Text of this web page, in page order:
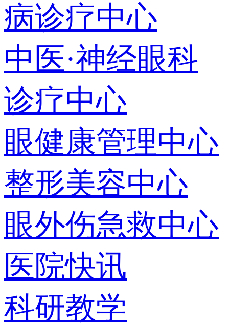
病诊疗中心
中医·神经眼科
诊疗中心
眼健康管理中心
整形美容中心
眼外伤急救中心
医院快讯
科研教学